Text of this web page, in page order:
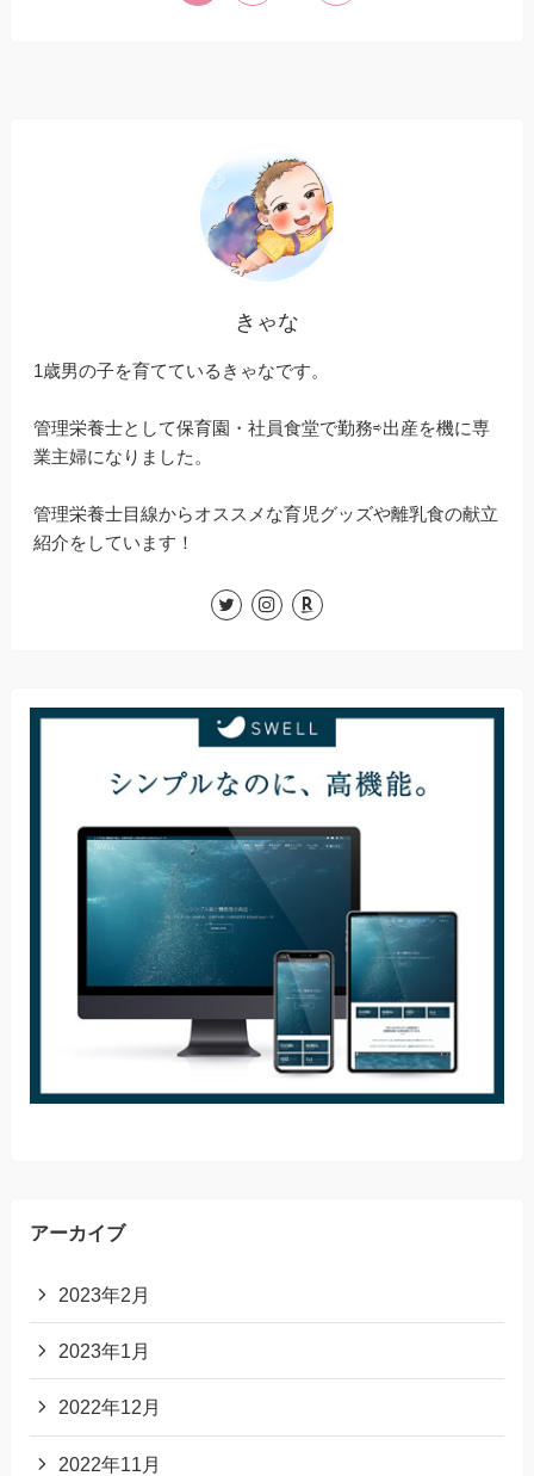
きゃな
1歳男の子を育てているきゃなです。
管理栄養士として保育園・社員食堂で勤務⇨出産を機に専
業主婦になりました。
管理栄養士目線からオススメな育児グッズや離乳食の献立
紹介をしています！
アーカイブ
2023年2月
2023年1月
2022年12月
2022年11月